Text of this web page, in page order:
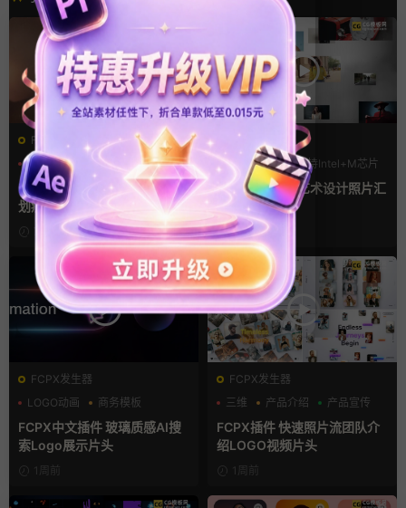
FCPX转场
光效
复古风
支持Intel+M芯片
FCPX转场插件 15组光效胶片
划痕复古视频过渡
7小时前
FCPX发生器
LOGO动画
支持Intel+M芯片
汇聚
fcpx片头插件 艺术设计照片汇
聚LOGO动画
4天前
FCPX发生器
LOGO动画
商务模板
支持Intel+M芯片
FCPX中文插件 玻璃质感AI搜
索Logo展示片头
1周前
FCPX发生器
三维
产品介绍 产品宣传
FCPX插件 快速照片流团队介
绍LOGO视频片头
1周前